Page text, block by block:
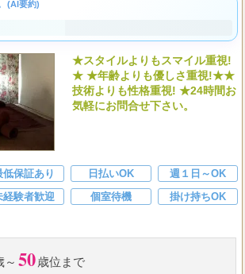
(AI要約)
★スタイルよりもスマイル重視!
★ ★年齢よりも優しさ重視!★★
技術よりも性格重視! ★24時間お
気軽にお問合せ下さい。
低保証あり 日払いOK
週１日～OK
経験者歓迎 個室待機
掛け持ちOK
～ 50歳位まで